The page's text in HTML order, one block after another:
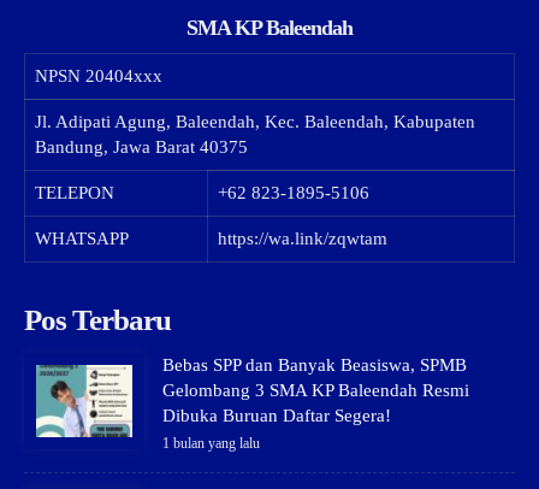
SMA KP Baleendah
NPSN 20404xxx
Jl. Adipati Agung, Baleendah, Kec. Baleendah, Kabupaten
Bandung, Jawa Barat 40375
TELEPON +62 823-1895-5106
WHATSAPP https://wa.link/zqwtam
Pos Terbaru
Bebas SPP dan Banyak Beasiswa, SPMB
Gelombang 3 SMA KP Baleendah Resmi
Dibuka Buruan Daftar Segera!
1 bulan yang lalu